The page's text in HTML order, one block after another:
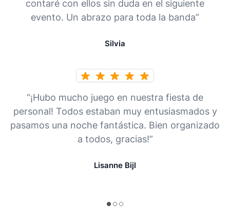
contaré con ellos sin duda en el siguiente
evento. Un abrazo para toda la banda”
Silvia
“¡Hubo mucho juego en nuestra fiesta de
personal! Todos estaban muy entusiasmados y
pasamos una noche fantástica. Bien organizado
a todos, gracias!”
Lisanne Bijl